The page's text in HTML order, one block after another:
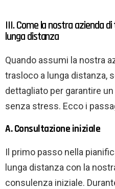
III. Come la nostra azienda
lunga distanza
Quando assumi la nostra
trasloco a lunga distanza,
dettagliato per garantire
senza stress. Ecco i
A. Consultazione iniziale
Il primo passo nella
lunga distanza con la
consulenza iniziale.